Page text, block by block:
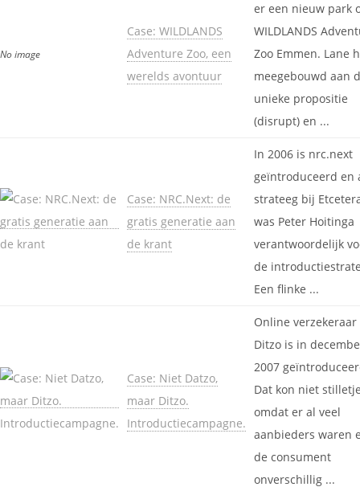
No image
Case: WILDLANDS
Adventure Zoo, een
werelds avontuur
er een nieuw park
WILDLANDS
Zoo Emmen. Lane
meegebouwd aan
unieke propositie
(disrupt) en ...
Case: NRC.Next: de
gratis generatie aan
de krant
In 2006 is nrc.next
geïntroduceerd en
strateeg bij
was Peter Hoitinga
verantwoordelijk
de
Een flinke ...
Case: Niet Datzo,
maar Ditzo.
Introductiecampagne.
Online verzekeraar
Ditzo is in
2007
Dat kon niet
omdat er al veel
aanbieders waren
de consument
onverschillig ...